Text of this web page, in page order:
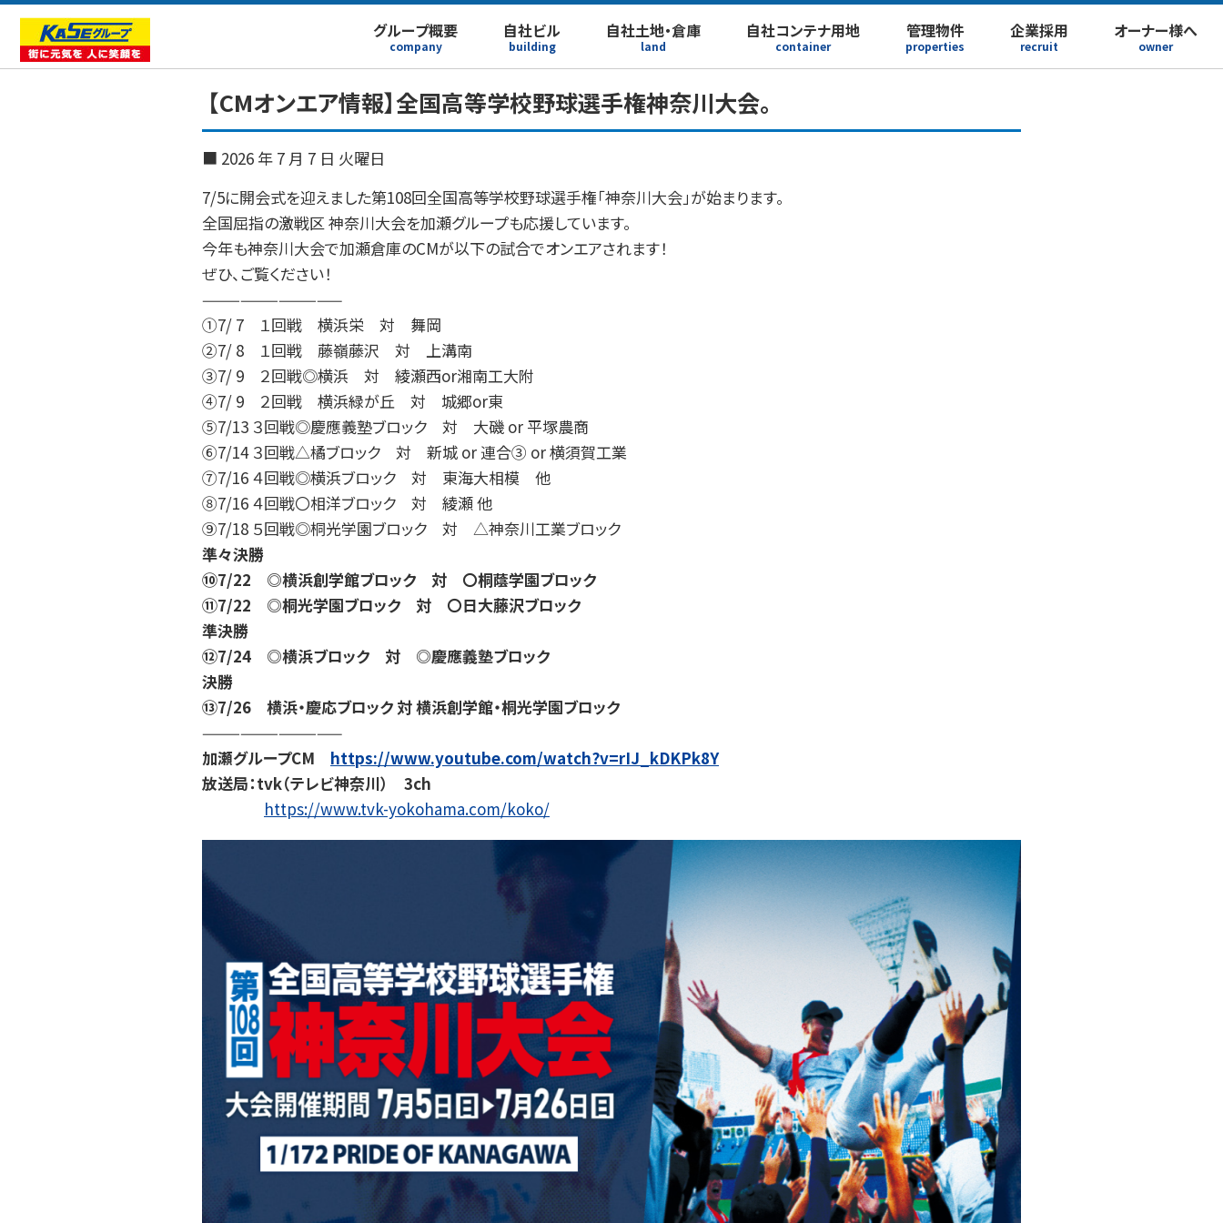
グループ概要
company
自社ビル
building
自社土地・倉庫
land
自社コンテナ用地
container
管理物件
properties
企業採用
recruit
オーナー様へ
owner
【CMオンエア情報】全国高等学校野球選手権神奈川大会。
■ 2026 年 7 月 7 日 火曜日
7/5に開会式を迎えました第108回全国高等学校野球選手権「神奈川大会」が始まります。
全国屈指の激戦区 神奈川大会を加瀬グループも応援しています。
今年も神奈川大会で加瀬倉庫のCMが以下の試合でオンエアされます！
ぜひ、ご覧ください！
———————————
①7/ 7 １回戦 横浜栄 対 舞岡
②7/ 8 １回戦 藤嶺藤沢 対 上溝南
③7/ 9 ２回戦◎横浜 対 綾瀬西or湘南工大附
④7/ 9 ２回戦 横浜緑が丘 対 城郷or東
⑤7/13 ３回戦◎慶應義塾ブロック 対 大磯 or 平塚農商
⑥7/14 ３回戦△橘ブロック 対 新城 or 連合③ or 横須賀工業
⑦7/16 ４回戦◎横浜ブロック 対 東海大相模 他
⑧7/16 ４回戦〇相洋ブロック 対 綾瀬 他
⑨7/18 ５回戦◎桐光学園ブロック 対 △神奈川工業ブロック
準々決勝
⑩7/22 ◎横浜創学館ブロック 対 〇桐蔭学園ブロック
⑪7/22 ◎桐光学園ブロック 対 〇日大藤沢ブロック
準決勝
⑫7/24 ◎横浜ブロック 対 ◎慶應義塾ブロック
決勝
⑬7/26 横浜・慶応ブロック 対 横浜創学館・桐光学園ブロック
———————————
加瀬グループCM https://www.youtube.com/watch?v=rIJ_kDKPk8Y
放送局：tvk（テレビ神奈川） 3ch
https://www.tvk-yokohama.com/koko/